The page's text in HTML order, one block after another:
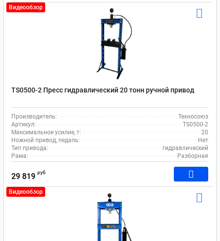
Видеообзор
TS0500-2 Пресс гидравлический 20 тонн ручной привод
Производитель:
Техносоюз
Артикул:
TS0500-2
Максимальное усилие, т:
20
Ножной привод, педаль:
Нет
Тип привода:
гидравлический
Рама:
Разборная
29 819 руб
Видеообзор